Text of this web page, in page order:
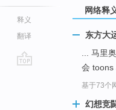
释义
翻译
网络释
东方大
... 马里
会 toons
基于73个
幻想竞